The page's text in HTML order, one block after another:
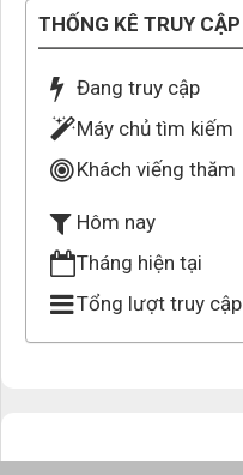
THỐNG KÊ TRUY CẬP
Đang truy cập
Máy chủ tìm kiếm
Khách viếng thăm
Hôm nay
Tháng hiện tại
Tổng lượt truy cập